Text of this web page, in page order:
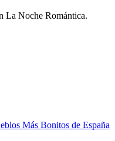
La Noche Romántica.
Más Bonitos de España